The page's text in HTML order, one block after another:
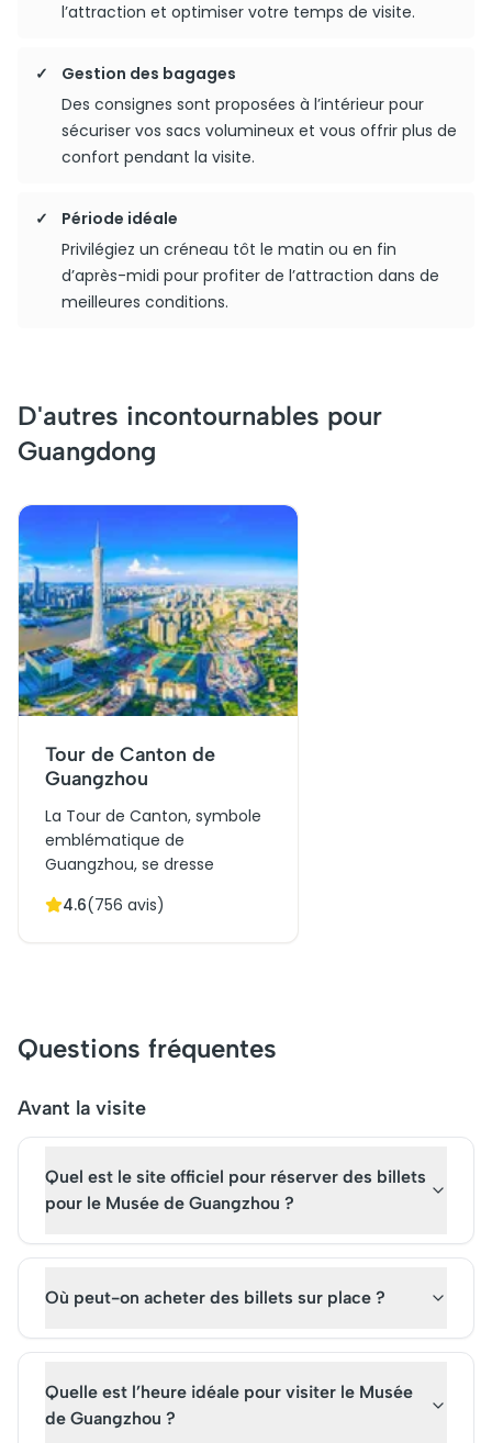
l’attraction et optimiser votre temps de visite.
Gestion des bagages
Des consignes sont proposées à l’intérieur pour
sécuriser vos sacs volumineux et vous offrir plus de
confort pendant la visite.
Période idéale
Privilégiez un créneau tôt le matin ou en fin
d’après-midi pour profiter de l’attraction dans de
meilleures conditions.
D'autres incontournables pour
Guangdong
Tour de Canton de
Guangzhou
La Tour de Canton, symbole
emblématique de
Guangzhou, se dresse
paysage urbain. Inaugurée
harmonieux de technologie
et d'art, avec sa structure
scintillantes, elle offre une
billets pour une visite est
incontournable pour
nouvel angle et comprendre
4.6(756 avis)
Questions fréquentes
Avant la visite
Quel est le site officiel pour réserver des billets
pour le Musée de Guangzhou ?
Où peut-on acheter des billets sur place ?
Quelle est l’heure idéale pour visiter le Musée
de Guangzhou ?